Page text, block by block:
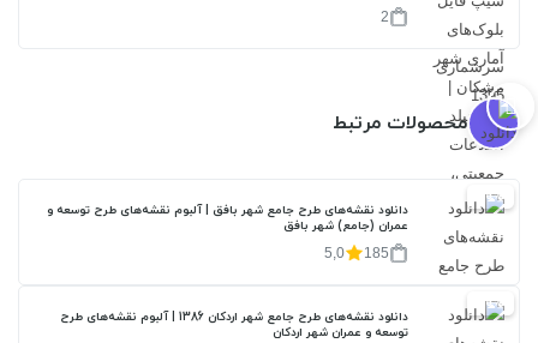
2
محصولات مرتبط
20%
دانلود نقشه‌های طرح جامع شهر بافق | آلبوم نقشه‌های طرح توسعه و
عمران (جامع) شهر بافق
185
5,0
20%
دانلود نقشه‌های طرح جامع شهر اردکان 1386 | آلبوم نقشه‌های طرح
توسعه و عمران شهر اردکان